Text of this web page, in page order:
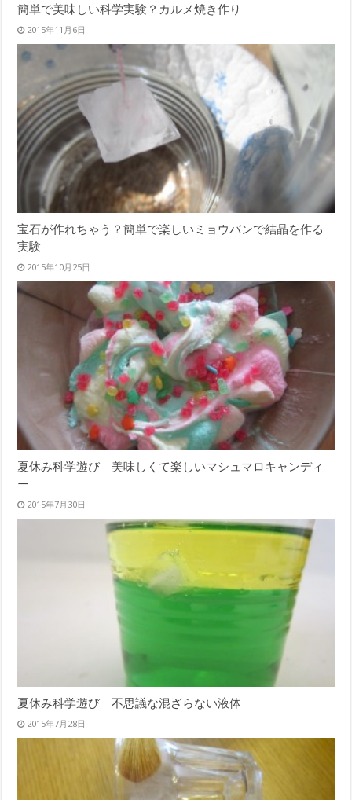
簡単で美味しい科学実験？カルメ焼き作り
2015年11月6日
宝石が作れちゃう？簡単で楽しいミョウバンで結晶を作る
実験
2015年10月25日
夏休み科学遊び 美味しくて楽しいマシュマロキャンディ
ー
2015年7月30日
夏休み科学遊び 不思議な混ざらない液体
2015年7月28日